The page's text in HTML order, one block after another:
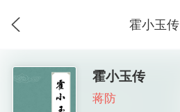
霍小玉传
霍小玉传
蒋防